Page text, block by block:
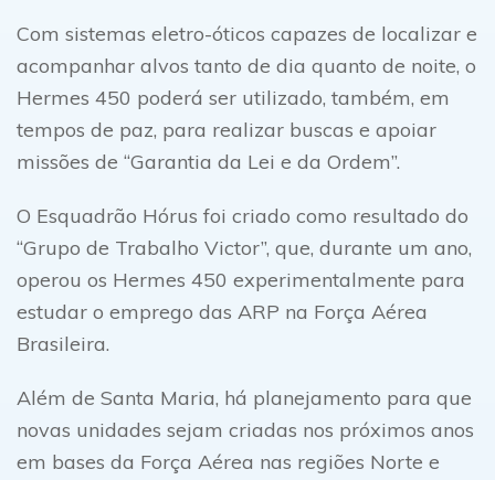
Com sistemas eletro-óticos capazes de localizar e
acompanhar alvos tanto de dia quanto de noite, o
Hermes 450 poderá ser utilizado, também, em
tempos de paz, para realizar buscas e apoiar
missões de “Garantia da Lei e da Ordem”.
O Esquadrão Hórus foi criado como resultado do
“Grupo de Trabalho Victor”, que, durante um ano,
operou os Hermes 450 experimentalmente para
estudar o emprego das ARP na Força Aérea
Brasileira.
Além de Santa Maria, há planejamento para que
novas unidades sejam criadas nos próximos anos
em bases da Força Aérea nas regiões Norte e